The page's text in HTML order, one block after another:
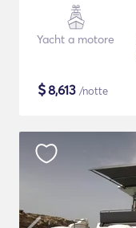
Yacht a motore
$8,613 /notte